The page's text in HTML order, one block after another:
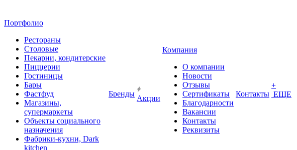
Портфолио
Рестораны
Столовые
Пекарни, кондитерские
Пиццерии
Гостиницы
Бары
Фастфуд
Магазины,
супермаркеты
Объекты социального
назначения
Фабрики-кухни, Dark
kitchen
Бренды
Акции
Компания
О компании
Новости
Отзывы
Сертификаты
Благодарности
Вакансии
Контакты
Реквизиты
Контакты
+
ЕЩЕ